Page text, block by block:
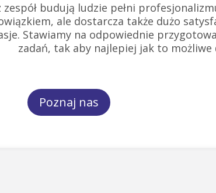
zespół budują ludzie pełni
ale dostarcza także dużo
Stawiamy na odpowiednie
zadań, tak aby najlepiej jak to
Poznaj nas